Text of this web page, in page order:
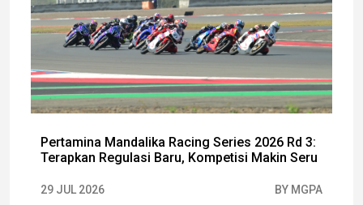
Pertamina Mandalika Racing Series 2026 Rd 3:
Terapkan Regulasi Baru, Kompetisi Makin Seru
29 JUL 2026 BY MGPA